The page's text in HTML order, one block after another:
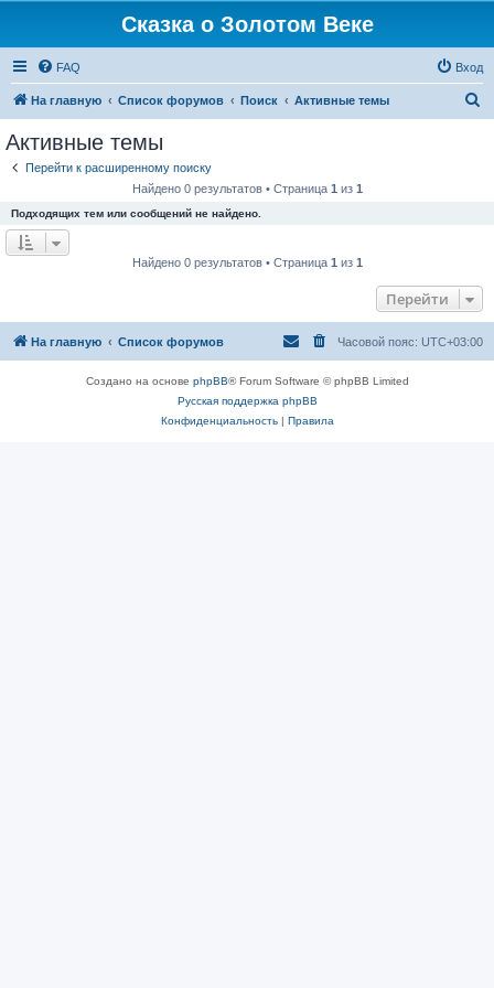
Сказка о Золотом Веке
FAQ Вход
На главную Список форумов Поиск Активные темы
Активные темы
Перейти к расширенному поиску
Найдено 0 результатов • Страница 1 из 1
Подходящих тем или сообщений не найдено.
Найдено 0 результатов • Страница 1 из 1
Перейти
На главную Список форумов Часовой пояс: UTC+03:00
Создано на основе phpBB® Forum Software © phpBB Limited
Русская поддержка phpBB
Конфиденциальность| Правила